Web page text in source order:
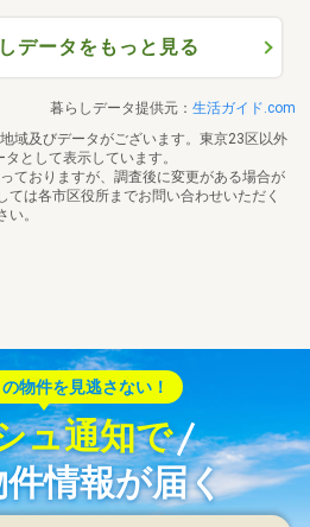
データをもっと見る
暮らしデータ提供元： 生活ガイド.com
域及びデータがございます。東京23区以外
として表示しています。
ておりますが、調査後に変更がある場合が
ては各市区役所までお問い合わせいただく
。
物件を見逃さない！
ュ通知で
情報が届く